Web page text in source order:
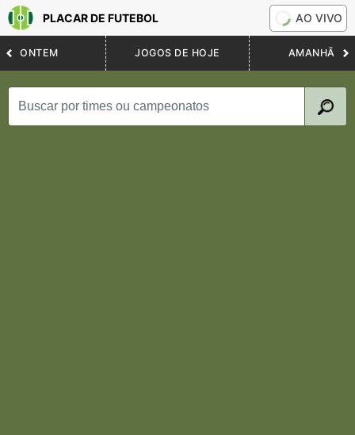
PLACAR DE FUTEBOL AO VIVO
ONTEM JOGOS DE HOJE AMANHÃ